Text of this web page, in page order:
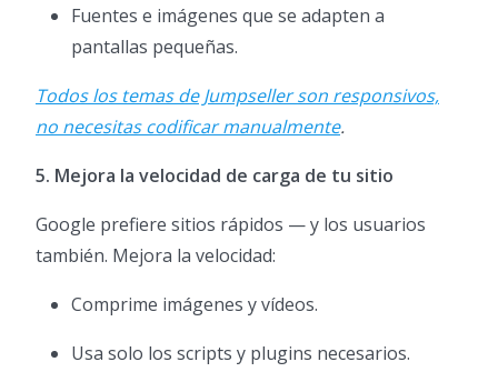
Fuentes e imágenes que se adapten a
pantallas pequeñas.
Todos los temas de Jumpseller son responsivos,
no necesitas codificar manualmente.
5. Mejora la velocidad de carga de tu sitio
Google prefiere sitios rápidos — y los usuarios
también. Mejora la velocidad:
Comprime imágenes y vídeos.
Usa solo los scripts y plugins necesarios.